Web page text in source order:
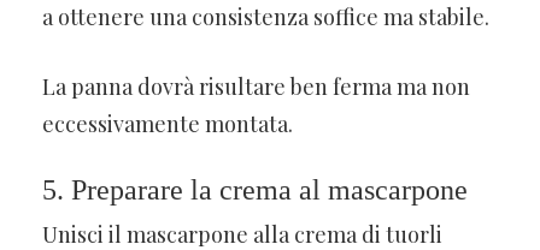
a ottenere una consistenza soffice ma stabile.
La panna dovrà risultare ben ferma ma non
eccessivamente montata.
5. Preparare la crema al mascarpone
Unisci il mascarpone alla crema di tuorli